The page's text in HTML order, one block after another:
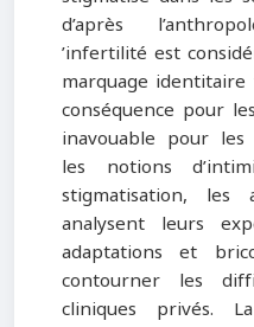
d’après
’infertilité est
marquage
conséquence pour
inavouable pour
les notions
stigmatisation,
analysent leurs
adaptations et
contourner les
cliniques privés.